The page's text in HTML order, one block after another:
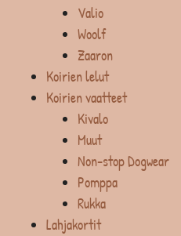
Valio
Woolf
Zaaron
Koirien lelut
Koirien vaatteet
Kivalo
Muut
Non-stop Dogwear
Pomppa
Rukka
Lahjakortit